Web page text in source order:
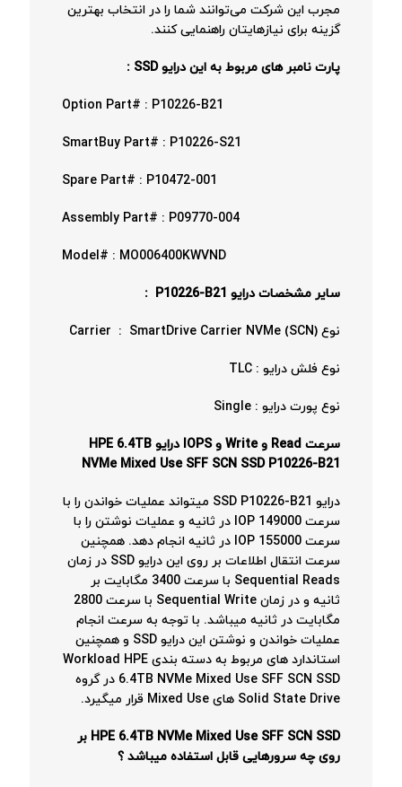
مجرب این شرکت می‌توانند شما را در انتخاب بهترین
گزینه برای نیازهایتان راهنمایی کنند.
پارت نامبر های مربوط به این درایو SSD :
Option Part# : P10226-B21
Spare Part# : P10472-001
Assembly Part# : P09770-004
Model# : MO006400KWVND
سایر مشخصات درایو P10226-B21 :
نوع Carrier : SmartDrive Carrier NVMe (SCN)
نوع فلش درایو : TLC
نوع پورت درایو : Single
سرعت Read و Write و IOPS درایو HPE 6.4TB
NVMe Mixed Use SFF SCN SSD P10226-B21
درایو SSD P10226-B21 میتواند عملیات خواندن را با
سرعت 149000 IOP در ثانیه و عملیات نوشتن را با
سرعت 155000 IOP در ثانیه انجام دهد. همچنین
سرعت انتقال اطلاعات بر روی این درایو SSD در زمان
Sequential Reads با سرعت 3400 مگابایت بر
ثانیه و در زمان Sequential Write با سرعت 2800
مگابایت در ثانیه میباشد. با توجه به سرعت انجام
عملیات خواندن و نوشتن این درایو SSD و همچنین
استاندارد های مربوط به دسته بندی Workload HPE
6.4TB NVMe Mixed Use SFF SCN SSD در گروه
Solid State Drive های Mixed Use قرار میگیرد.
HPE 6.4TB NVMe Mixed Use SFF SCN SSD بر
روی چه سرورهایی قابل استفاده میباشد ؟